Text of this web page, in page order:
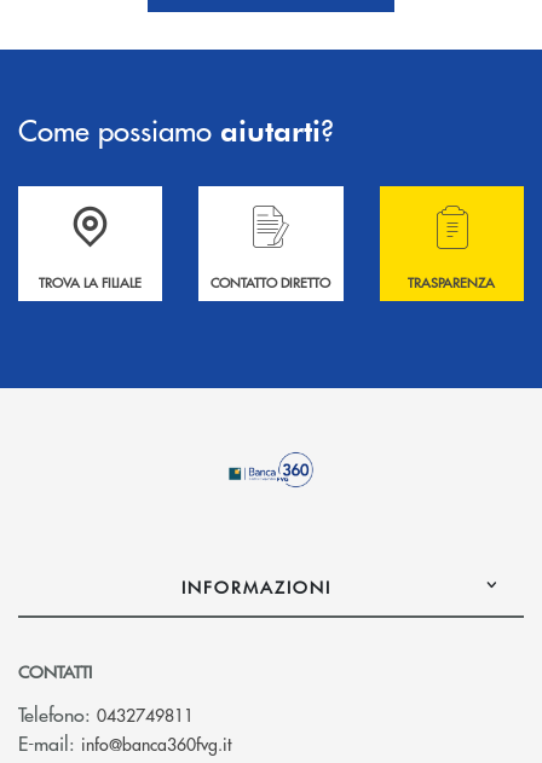
Come possiamo aiutarti?
Accedi all' elenco completo delle filiali .
TROVA LA FILIALE
Hai bisogno di informazioni? Contattaci !
CONTATTO DIRETTO
Hai bisogno di
TRASPARENZA
INFORMAZIONI
CONTATTI
Telefono: 0432749811
E-mail: info@banca360fvg.it(si apre l’app di posta elettronica)